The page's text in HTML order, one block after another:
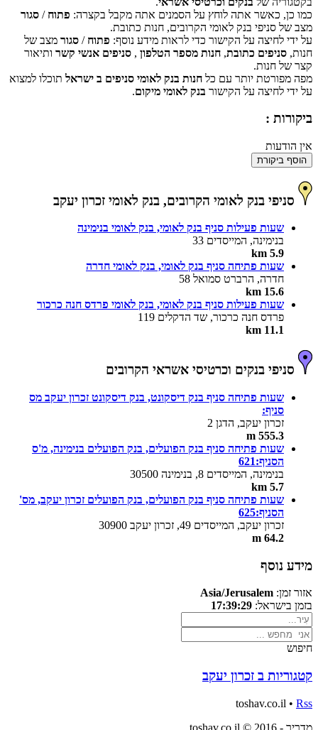
האם האתר הזה בבעלותך? אישור
כמו כן, כאשר אתה לוחץ על הסמנים אתה מקבל בקצרה: פתוח / סגור
מצב של סניפי בנק לאומי הקרובים, חנות כתובת.
על ידי לחיצה על הקישור כדי לראות מידע נוסף: פתוח / סגור מצב של
חנות, סניפים כתובת, חנות מספר הטלפון , סניפים אנשי קשר ותיאור
קצר של חנות.
מפה מפורטת יותר עם כל חנות בנק לאומי סניפים ב ישראל תוכלו למצוא
על ידי לחיצה על הקישור בנק לאומי מיקום.
ביקורות :
אין הודעות
הוסף ביקורת
סניפי בנק לאומי הקרובים, בנק לאומי זכרון יעקב
שעות פעילות סניף בנק לאומי, בנק לאומי בנימינה
בנימינה, המייסדים 33
5.9 km
שעות פתיחה סניף בנק לאומי, בנק לאומי חדרה
חדרה, הרברט סמואל 58
15.6 km
שעות פעילות סניף בנק לאומי, בנק לאומי פרדס חנה כרכור
פרדס חנה כרכור, שד הדקלים 119
11.1 km
סניפי בנקים וכרטיסי אשראי הקרובים
שעות פתיחה סניף בנק דיסקונט, בנק דיסקונט זכרון יעקב מס
סניף:
זכרון יעקב, הדגן 2
555.3 m
שעות פתיחה סניף בנק הפועלים, בנק הפועלים בנימינה, מ'ס
הסניף:621
בנימינה, המייסדים 8, בנימינה 30500
5.7 km
שעות פתיחה סניף בנק הפועלים, בנק הפועלים זכרון יעקב, מס'
הסניף:625
זכרון יעקב, המייסדים 49, זכרון יעקב 30900
64.2 m
מידע נוסף
אזור זמן: Asia/Jerusalem
בזמן בישראל: 17:39:29
חיפוש
קטגוריות ב זכרון יעקב
toshav.co.il • Rss
מדריך - toshav.co.il © 2016